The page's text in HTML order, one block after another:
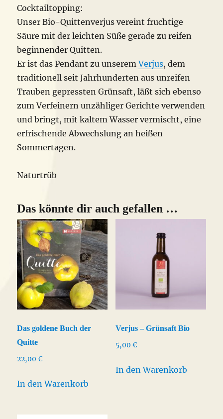
Cocktailtopping:
Unser Bio-Quittenverjus vereint fruchtige
Säure mit der leichten Süße gerade zu reifen
beginnender Quitten.
Er ist das Pendant zu unseremVerjus, dem
traditionell seit Jahrhunderten aus unreifen
Trauben gepressten Grünsaft, läßt sich ebenso
zum Verfeinern unzähliger Gerichte verwenden
und bringt, mit kaltem Wasser vermischt, eine
erfrischende Abwechslung an heißen
Sommertagen.
Naturtrüb
Das könnte dir auch gefallen …
Das goldene Buch der
Quitte
22,00€
In den Warenkorb
Verjus – Grünsaft Bio
5,00 €
In den Warenkorb